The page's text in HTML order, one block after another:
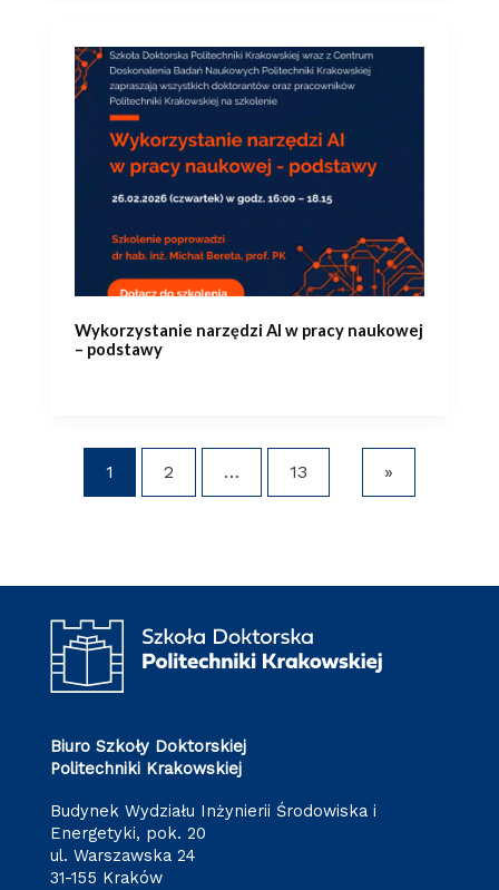
Wykorzystanie narzędzi AI w pracy naukowej
– podstawy
1 2 … 13 »
Biuro Szkoły Doktorskiej
Politechniki Krakowskiej
Budynek Wydziału Inżynierii Środowiska i
Energetyki, pok. 20
ul. Warszawska 24
31-155 Kraków